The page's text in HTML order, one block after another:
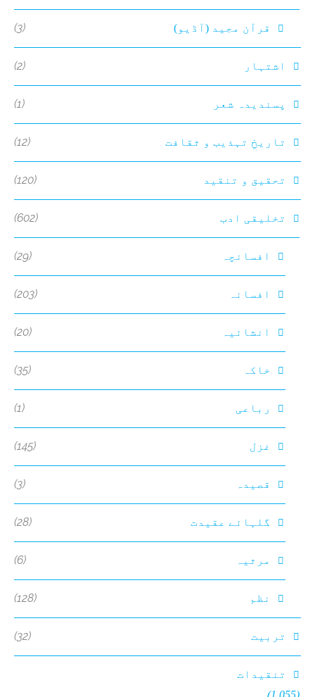
قرآن مجید (آڈیو) (3)
اشتہار (2)
پسندیدہ شعر (1)
تاریخِ تہذیب و ثقافت (12)
تحقیق و تنقید (120)
تخلیقی ادب (602)
افسانچہ (29)
افسانہ (203)
انشائیہ (20)
خاکہ (35)
رباعی (1)
غزل (145)
قصیدہ (3)
گلہائے عقیدت (28)
مرثیہ (6)
نظم (128)
تربیت (32)
تنقیدات
(1,055)